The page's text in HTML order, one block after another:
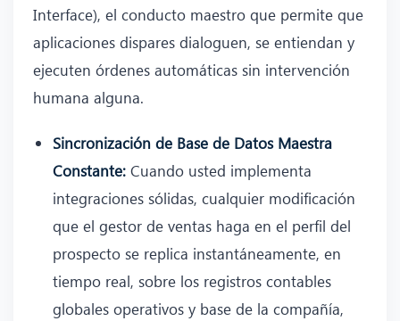
Interface), el conducto maestro que permite que
aplicaciones dispares dialoguen, se entiendan y
ejecuten órdenes automáticas sin intervención
humana alguna.
Sincronización de Base de Datos Maestra
Constante: Cuando usted implementa
integraciones sólidas, cualquier modificación
que el gestor de ventas haga en el perfil del
prospecto se replica instantáneamente, en
tiempo real, sobre los registros contables
globales operativos y base de la compañía,